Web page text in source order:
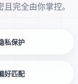
完全由你掌控。
私保护
好匹配